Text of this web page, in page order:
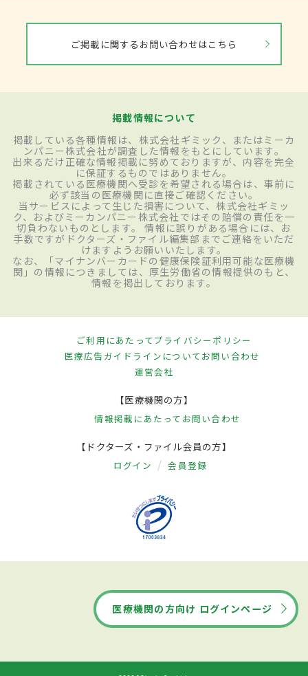
ご掲載に関するお問い合わせはこちら
掲載情報について
掲載している各種情報は、株式会社ギミック、またはミーカ
ンパニー株式会社が調査した情報をもとにしています。
出来るだけ正確な情報掲載に努めておりますが、内容を完全
に保証するものではありません。
掲載されている医療機関へ受診を希望される場合は、事前に
必ず該当の医療機関に直接ご確認ください。
当サービスによって生じた損害について、株式会社ギミッ
ク、およびミーカンパニー株式会社ではその賠償の責任を一
切負わないものとします。 情報に誤りがある場合には、お
手数ですがドクターズ・ファイル編集部までご連絡をいただ
けますようお願いいたします。
なお、「マイナンバーカードの健康保険証利用可能な医療機
関」の情報につきましては、厚生労働省の情報提供のもと、
情報を掲出しております。
ご利用にあたってプライバシーポリシー
医療広告ガイドラインについてお問い合わせ
運営会社
【医療機関の方】
情報掲載にあたって お問い合わせ
【ドクターズ・ファイル会員の方】
ログイン 会員登録
医療機関の方向け ログインページ